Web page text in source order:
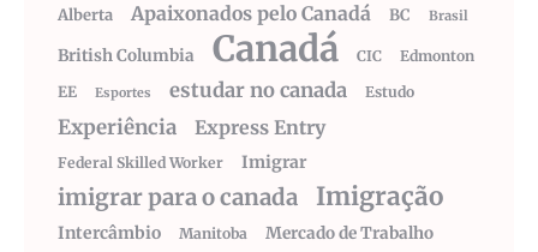
Alberta Apaixonados pelo Canadá BC Brasil
British Columbia Canadá CIC
Edmonton
EE
Esportes estudar no canada Estudo
Experiência Express Entry
Federal Skilled Worker Imigrar
imigrar para o canada Imigração
Intercâmbio Manitoba Mercado de Trabalho